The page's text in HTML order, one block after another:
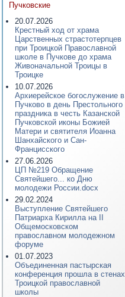
Пучковские
20.07.2026
Крестный ход от храма
Царственных страстотерпцев
при Троицкой Православной
школе в Пучкове до храма
Живоначальной Троицы в
Троицке
10.07.2026
Архиерейское богослужение в
Пучково в день Престольного
праздника в честь Казанской
Пучковской иконы Божией
Матери и святителя Иоанна
Шанхайского и Сан-
Францисского
27.06.2026
ЦП №219 Обращение
Святейшего... ко Дню
молодежи России.docx
29.02.2024
Выступление Святейшего
Патриарха Кирилла на II
Общемосковском
православном молодежном
форуме
01.07.2023
Объединенная пастырская
конференция прошла в стенах
Троицкой православной
школы